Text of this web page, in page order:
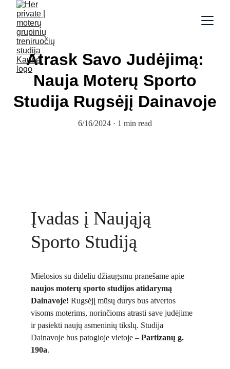
Atrask Savo Judėjimą:
Nauja Moterų Sporto
Studija Rugsėjį Dainavoje
6/16/2024 1 min read
Įvadas į Naująją
Sporto Studiją
Mielosios su dideliu džiaugsmu pranešame apie
naujos moterų sporto studijos atidarymą
Dainavoje! Rugsėjį mūsų durys bus atvertos
visoms moterims, norinčioms atrasti save judėjime
ir pasiekti naujų asmeninių tikslų. Studija
Dainavoje bus patogioje vietoje – Partizanų g.
190a.